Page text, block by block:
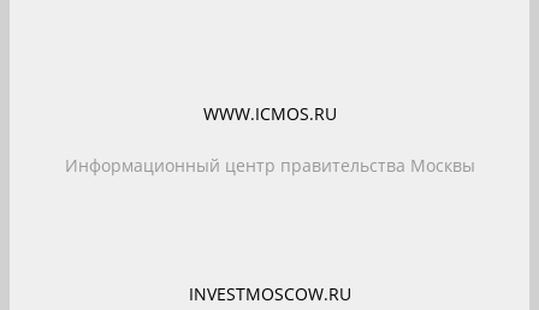
WWW.ICMOS.RU
Информационный центр правительства Москвы
INVESTMOSCOW.RU